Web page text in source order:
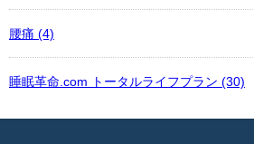
腰痛 (4)
睡眠革命.com トータルライフプラン (30)